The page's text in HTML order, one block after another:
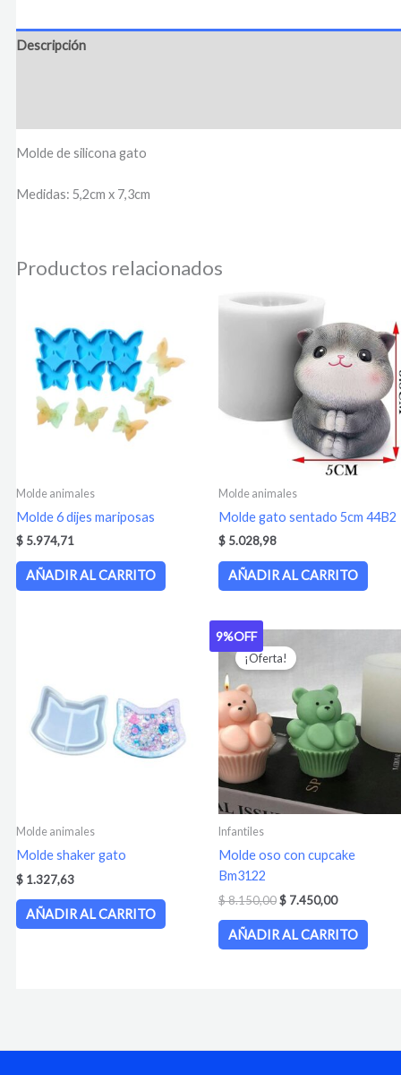
Descripción
Molde de silicona gato
Medidas: 5,2cm x 7,3cm
Productos relacionados
Molde animales
Molde 6 dijes mariposas
$5.974,71
AÑADIR AL CARRITO
Molde animales
Molde gato sentado 5cm 44B2
$ 5.028,98
AÑADIR AL CARRITO
Molde animales
Molde shaker gato
$1.327,63
AÑADIR AL CARRITO
9%OFF
¡Oferta!
Infantiles
Molde oso con cupcake
Bm3122
$8.150,00
precio
original
$ 8.150,00.
$ 7.450,00
$ 7.450,00.
AÑADIR AL CARRITO